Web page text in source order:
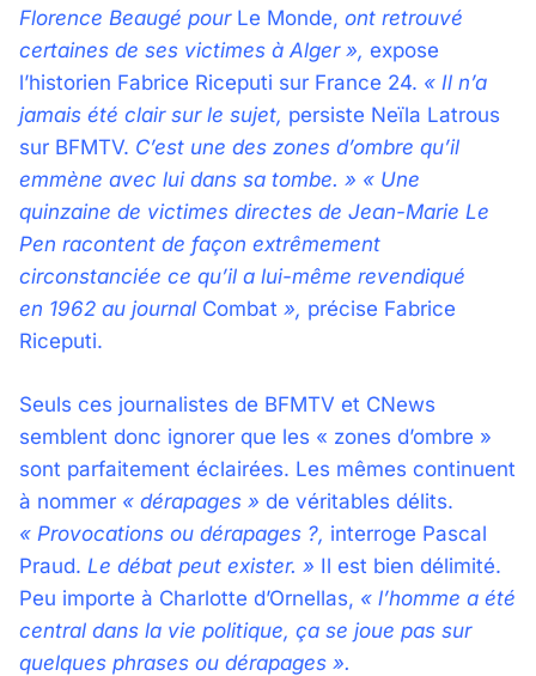
Florence Beaugé pour Le Monde, ont retrouvé
certaines de ses victimes à Alger », expose
l’historien Fabrice Riceputi sur France 24. « Il n’a
jamais été clair sur le sujet, persiste Neïla Latrous
sur BFMTV. C’est une des zones d’ombre qu’il
emmène avec lui dans sa tombe. » « Une
quinzaine de victimes directes de Jean-Marie Le
Pen racontent de façon extrêmement
circonstanciée ce qu’il a lui-même revendiqué
en 1962 au journal Combat », précise Fabrice
Riceputi.
Seuls ces journalistes de BFMTV et CNews
semblent donc ignorer que les « zones d’ombre »
sont parfaitement éclairées. Les mêmes continuent
à nommer « dérapages » de véritables délits.
« Provocations ou dérapages ?, interroge Pascal
Praud. Le débat peut exister. » Il est bien délimité.
Peu importe à Charlotte d’Ornellas, « l’homme a été
central dans la vie politique, ça se joue pas sur
quelques phrases ou dérapages ».